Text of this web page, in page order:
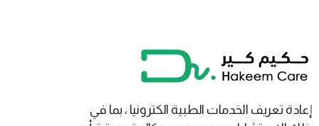
إعادة تعريف الخدمات الطبية الكترونيا ، بما في